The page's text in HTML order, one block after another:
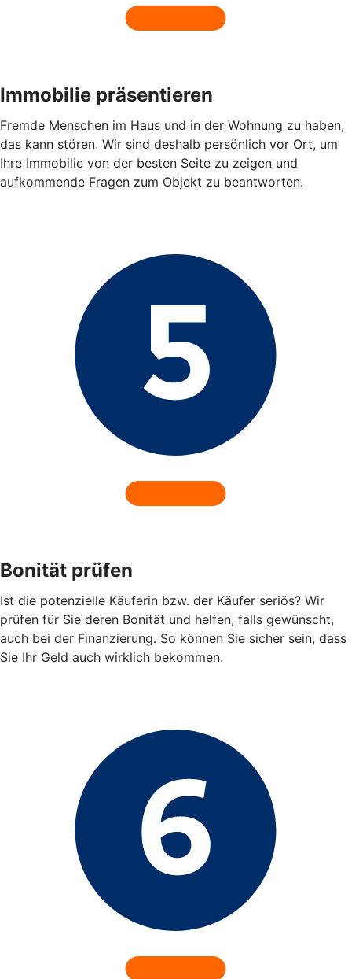
Immobilie präsentieren
Fremde Menschen im Haus und in der Wohnung zu haben,
das kann stören. Wir sind deshalb persönlich vor Ort, um
Ihre Immobilie von der besten Seite zu zeigen und
aufkommende Fragen zum Objekt zu beantworten.
Bonität prüfen
Ist die potenzielle Käuferin bzw. der Käufer seriös? Wir
prüfen für Sie deren Bonität und helfen, falls gewünscht,
auch bei der Finanzierung. So können Sie sicher sein, dass
Sie Ihr Geld auch wirklich bekommen.